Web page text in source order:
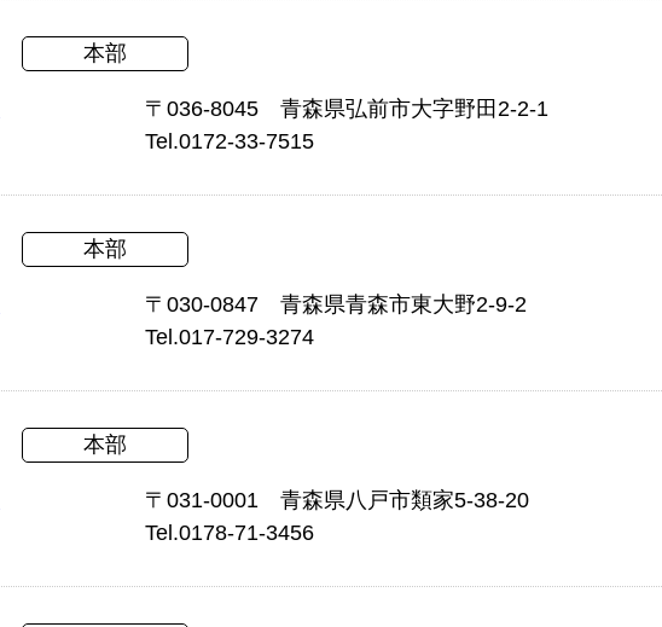
本部
〒036-8045 青森県弘前市大字野田2-2-1
Tel.0172-33-7515
本部
〒030-0847 青森県青森市東大野2-9-2
Tel.017-729-3274
本部
〒031-0001 青森県八戸市類家5-38-20
Tel.0178-71-3456